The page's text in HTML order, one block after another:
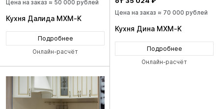
Цена на заказ ≈ 50 000 рублей
Кухня Далида MXM-K
Подробнее
Онлайн-расчёт
Цена на заказ ≈ 70 000 рублей
Кухня Дина MXM-K
Подробнее
Онлайн-расчёт